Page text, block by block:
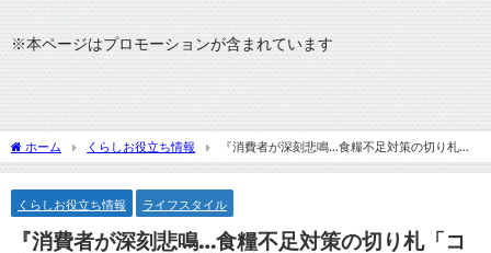
※本ページはプロモーションが含まれています
ホーム くらしお役立ち情報
『消費者が深刻悲鳴…食糧不足対策の切り札
「コオロギパン」を食す選択はあるか』についてニコニコニュースコメントまとめ
くらしお役立ち情報 ライフスタイル
『消費者が深刻悲鳴…食糧不足対策の切り札「コ